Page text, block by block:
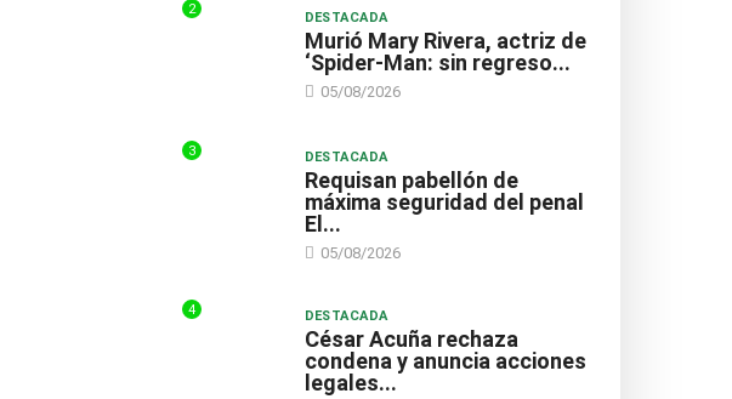
2
DESTACADA
Murió Mary Rivera, actriz de
‘Spider-Man: sin regreso...
05/08/2026
3 DESTACADA
Requisan pabellón de
máxima seguridad del penal
El...
05/08/2026
4 DESTACADA
César Acuña rechaza
condena y anuncia acciones
legales...